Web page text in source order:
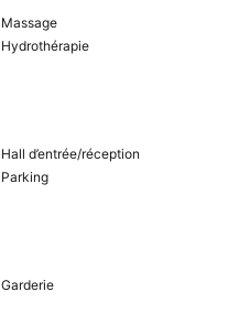
Massage
Hydrothérapie
Hall d’entrée/réception
Parking
Garderie